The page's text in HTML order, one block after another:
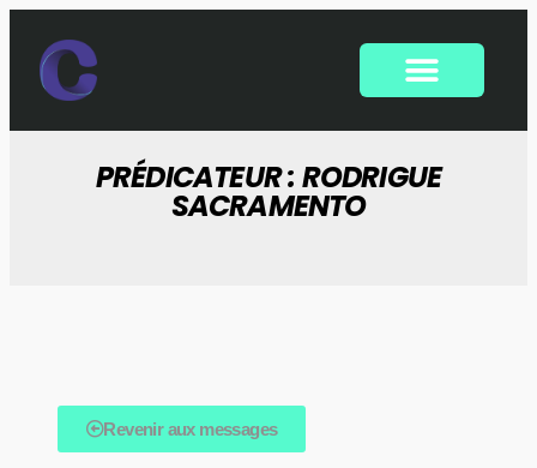
PRÉDICATEUR : RODRIGUE
SACRAMENTO
Revenir aux messages